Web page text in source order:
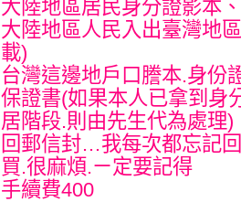
大陸地區居民身分證影本、
大陸地區人民入出臺灣地
載)
台灣這邊地戶口謄本.身份
保證書(如果本人已拿到身
居階段.則由先生代為處理)
回郵信封…我每次都忘記
買.很麻煩.ㄧ定要記得
手續費400